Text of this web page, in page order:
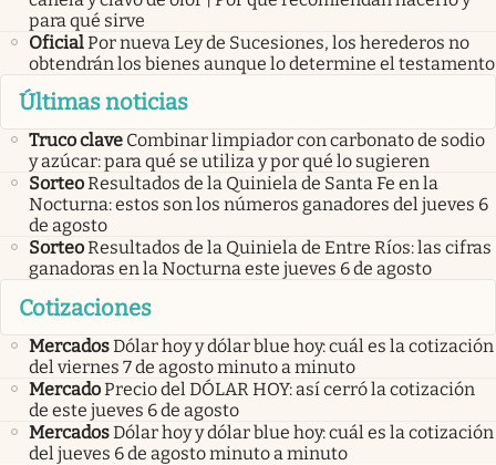
para qué sirve
OficialPor nueva Ley de Sucesiones, los herederos no
obtendrán los bienes aunque lo determine el testamento
Últimas noticias
Truco clave Combinar limpiador con carbonato de sodio
y azúcar: para qué se utiliza y por qué lo sugieren
SorteoResultados de la Quiniela de Santa Fe en la
Nocturna: estos son los números ganadores del jueves 6
de agosto
SorteoResultados de la Quiniela de Entre Ríos: las cifras
ganadoras en la Nocturna este jueves 6 de agosto
Cotizaciones
MercadosDólar hoy y dólar blue hoy: cuál es la cotización
del viernes 7 de agosto minuto a minuto
MercadoPrecio del DÓLAR HOY: así cerró la cotización
de este jueves 6 de agosto
MercadosDólar hoy y dólar blue hoy: cuál es la cotización
del jueves 6 de agosto minuto a minuto